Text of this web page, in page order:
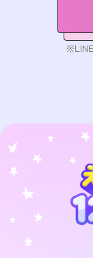
※LINE